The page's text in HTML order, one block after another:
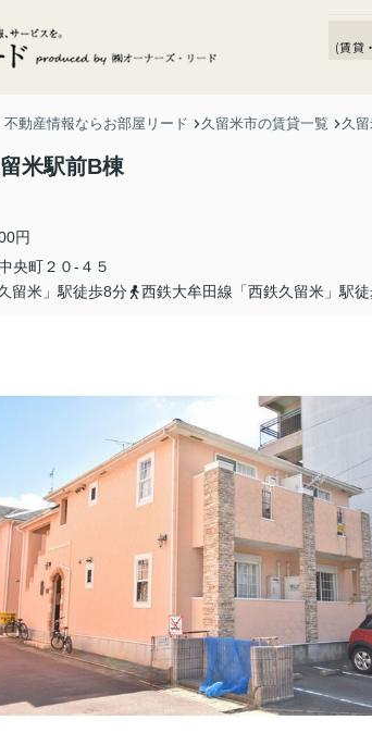
(賃貸
動産情報ならお部屋リード 久留米市の賃貸一覧 久
米駅前B棟
円
央町２０-４５
留米」駅徒歩8分
西鉄大牟田線「西鉄久留米」駅